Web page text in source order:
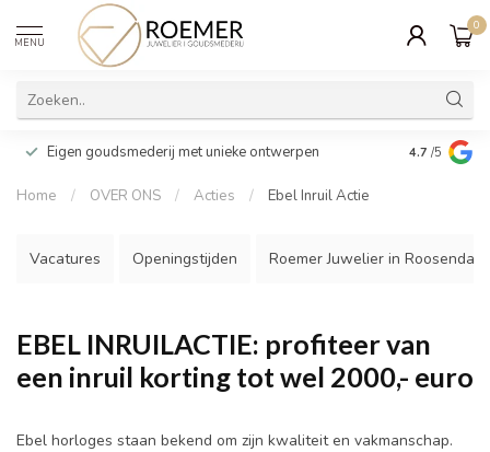
MENU
0
Eigen goudsmederij met unieke ontwerpen Wij
cadeau
4.7 /5
Home / OVER ONS / Acties / Ebel Inruil Actie
Vacatures Openingstijden Roemer Juwelier in Roosendaal
EBEL INRUILACTIE: profiteer van
een inruil korting tot wel 2000,- euro
Ebel horloges staan bekend om zijn kwaliteit en vakmanschap.